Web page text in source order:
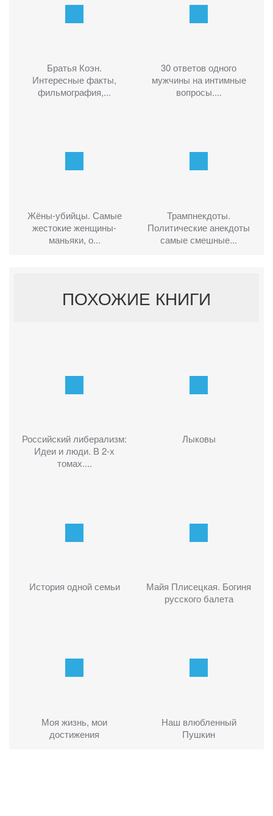
Братья Коэн.
Интересные факты,
фильмография,...
30 ответов одного
мужчины на интимные
вопросы....
Жёны-убийцы. Самые
жестокие женщины-
маньяки, о...
Трампнекдоты.
Политические анекдоты
самые смешные...
ПОХОЖИЕ КНИГИ
Российский либерализм:
Идеи и люди. В 2-х
томах....
Лыковы
История одной семьи
Майя Плисецкая. Богиня
русского балета
Моя жизнь, мои
достижения
Наш влюбленный
Пушкин